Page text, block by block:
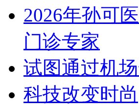
2026年孙可
门诊专家
试图通过机
科技改变时尚